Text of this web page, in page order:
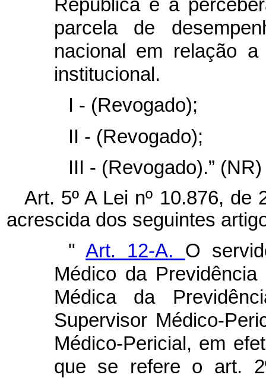
República e a
parcela de
nacional em relação
institucional.
I - (Revogado);
II - (Revogado);
III - (Revogado).” (NR)
Art. 5º A Lei nº 10.876,
acrescida dos seguintes
"Art. 12-A. O
Médico da
Médica da
Supervisor Médico-
Médico-Pericial, em
que se refere o art.